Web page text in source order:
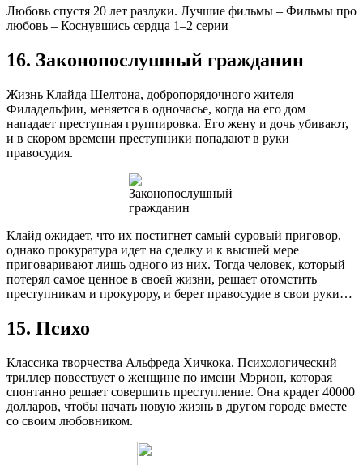
Любовь спустя 20 лет разлуки. Лучшие фильмы – Фильмы про
любовь – Коснувшись сердца 1–2 серии
16. Законопослушный гражданин
Жизнь Клайда Шелтона, добропорядочного жителя
Филадельфии, меняется в одночасье, когда на его дом
нападает преступная группировка. Его жену и дочь убивают,
и в скором времени преступники попадают в руки
правосудия.
Клайд ожидает, что их постигнет самый суровый приговор,
однако прокуратура идет на сделку и к высшей мере
приговаривают лишь одного из них. Тогда человек, который
потерял самое ценное в своей жизни, решает отомстить
преступникам и прокурору, и берет правосудие в свои руки…
15. Психо
Классика творчества Альфреда Хичкока. Психологический
триллер повествует о женщине по имени Мэрион, которая
спонтанно решает совершить преступление. Она крадет 40000
долларов, чтобы начать новую жизнь в другом городе вместе
со своим любовником.